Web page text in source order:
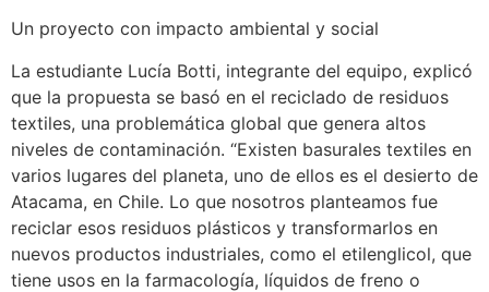
Un proyecto con impacto ambiental y social
La estudiante Lucía Botti, integrante del equipo, explicó
que la propuesta se basó en el reciclado de residuos
textiles, una problemática global que genera altos
niveles de contaminación. “Existen basurales textiles en
varios lugares del planeta, uno de ellos es el desierto de
Atacama, en Chile. Lo que nosotros planteamos fue
reciclar esos residuos plásticos y transformarlos en
nuevos productos industriales, como el etilenglicol, que
tiene usos en la farmacología, líquidos de freno o